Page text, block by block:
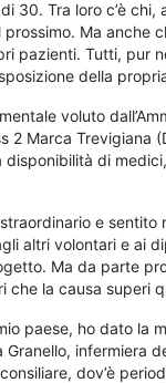
30. Tra loro c’è
Ma anche
pazienti. Tutti, pur
della
voluto
2 Marca
disponibilità di
e
altri volontari e ai
Ma da parte
che la causa superi
paese, ho dato la
Granello, infermiera
dov’è